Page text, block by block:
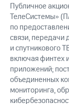
Публичное
ТелеСистемы»
по
связи, передачи
и спутникового
включая финтех
приложений;
объединенных
мониторинга,